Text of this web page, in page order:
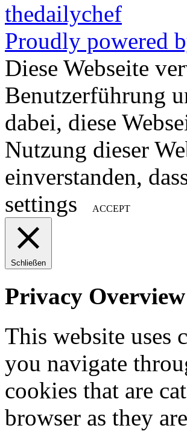
thedailychef
Proudly powered
Diese Webseite
Benutzerführung
dabei, diese
Nutzung dieser
einverstanden,
settings
ACCEPT
Schließen
Privacy Overview
This website uses
you navigate
cookies that are
browser as they